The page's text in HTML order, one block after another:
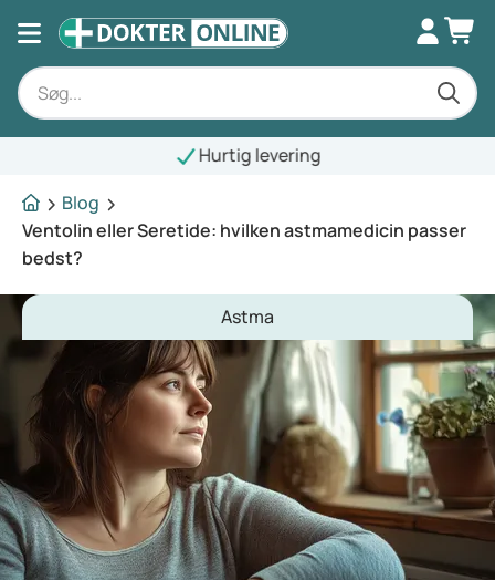
Blog
Ventolin eller Seretide: hvilken astmamedicin passer
bedst?
Astma